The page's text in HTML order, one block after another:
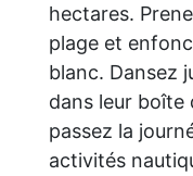
hectares.
plage et
blanc. Dansez
dans leur boîte
passez la
activités